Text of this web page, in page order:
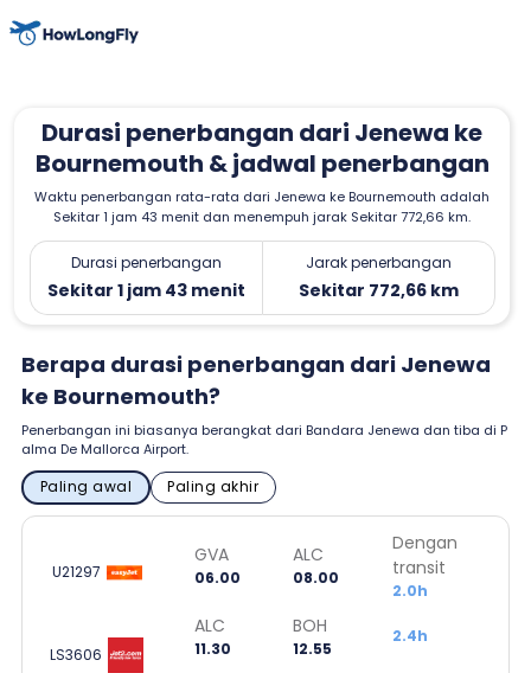
Durasi penerbangan dari Jenewa ke
Bournemouth & jadwal penerbangan
Waktu penerbangan rata-rata dari Jenewa ke Bournemouth adalah
Sekitar 1 jam 43 menit dan menempuh jarak Sekitar 772,66 km.
Durasi penerbangan
Sekitar 1 jam 43 menit
Jarak penerbangan
Sekitar 772,66 km
Berapa durasi penerbangan dari Jenewa
ke Bournemouth?
Penerbangan ini biasanya berangkat dari Bandara Jenewa dan tiba di P
alma De Mallorca Airport.
Paling awal Paling akhir
U21297
GVA
06.00
ALC
08.00
Dengan
transit
2.0h
LS3606
ALC
11.30
BOH
12.55
2.4h